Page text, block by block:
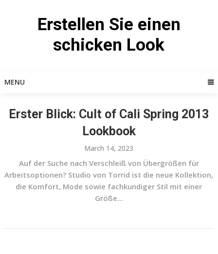
Erstellen Sie einen
schicken Look
MENU
Erster Blick: Cult of Cali Spring 2013
Lookbook
March 14, 2023
Auf der Suche nach Verschleiß von Übergrößen für
Arbeitsoptionen? Studio von Torrid ist die neue Kollektion,
die Komfort, Mode sowie fachkundiger Stil mit einer
Größe...